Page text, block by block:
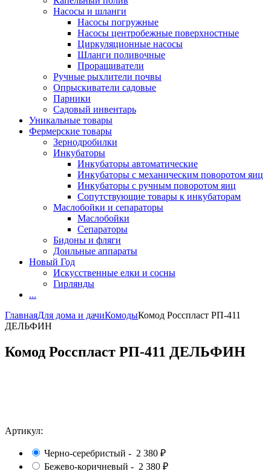
Насосы и шланги
Насосы погружные
Насосы центробежные поверхностные
Циркуляционные насосы
Шланги поливочные
Проращиватели
Ручные рыхлители почвы
Опрыскиватели садовые
Парники
Садовый инвентарь
Уникальные товары
Фермерские товары
Зернодробилки
Инкубаторы
Инкубаторы автоматические
Инкубаторы с механическим поворотом яиц
Инкубаторы с ручным поворотом яиц
Сопутствующие товары к инкубаторам
Маслобойки и сепараторы
Маслобойки
Сепараторы
Бидоны и фляги
Доильные аппараты
Новый Год
Искусственные елки и сосны
Гирлянды
...
ГлавнаяДля дома и дачиКомодыКомод Росспласт РП-411
ДЕЛЬФИН
Комод Росспласт РП-411 ДЕЛЬФИН
Артикул:
Черно-серебристый - 2 380 ₽
Бежево-коричневый - 2 380 ₽